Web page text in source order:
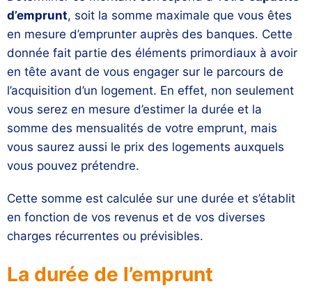
d’emprunt, soit la somme maximale que vous êtes
en mesure d’emprunter auprès des banques. Cette
donnée fait partie des éléments primordiaux à avoir
en tête avant de vous engager sur le parcours de
l’acquisition d’un logement. En effet, non seulement
vous serez en mesure d’estimer la durée et la
somme des mensualités de votre emprunt, mais
vous saurez aussi le prix des logements auxquels
vous pouvez prétendre.
Cette somme est calculée sur une durée et s’établit
en fonction de vos revenus et de vos diverses
charges récurrentes ou prévisibles.
La durée de l’emprunt